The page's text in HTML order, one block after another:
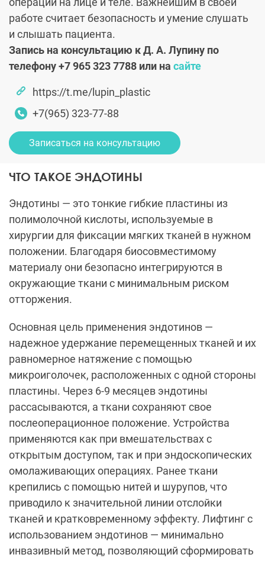
работе считает безопасность и умение слушать
и слышать пациента.
Запись на консультацию к Д. А. Лупину по
телефону +7 965 323 7788 или на сайте
https://t.me/lupin_plastic
+7(965) 323-77-88
Записаться на консультацию
ЧТО ТАКОЕ ЭНДОТИНЫ
Эндотины — это тонкие гибкие пластины из
полимолочной кислоты, используемые в
хирургии для фиксации мягких тканей в нужном
положении. Благодаря биосовместимому
материалу они безопасно интегрируются в
окружающие ткани с минимальным риском
отторжения.
Основная цель применения эндотинов —
надежное удержание перемещенных тканей и их
равномерное натяжение с помощью
микроиголочек, расположенных с одной стороны
пластины. Через 6-9 месяцев эндотины
рассасываются, а ткани сохраняют свое
послеоперационное положение. Устройства
применяются как при вмешательствах с
открытым доступом, так и при эндоскопических
омолаживающих операциях. Ранее ткани
крепились с помощью нитей и шурупов, что
приводило к значительной линии отслойки
тканей и кратковременному эффекту. Лифтинг с
использованием эндотинов — минимально
инвазивный метод, позволяющий сформировать